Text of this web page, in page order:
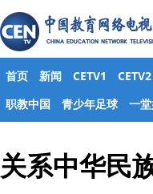
首页 新闻 CETV1 CETV2
职教中国
青少年足球 一
关系中华民